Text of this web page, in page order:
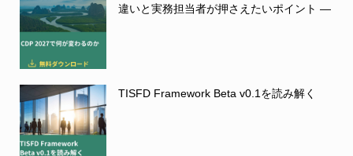
違いと実務担当者が押さえたいポイント ―
TISFD Framework Beta v0.1を読み解く